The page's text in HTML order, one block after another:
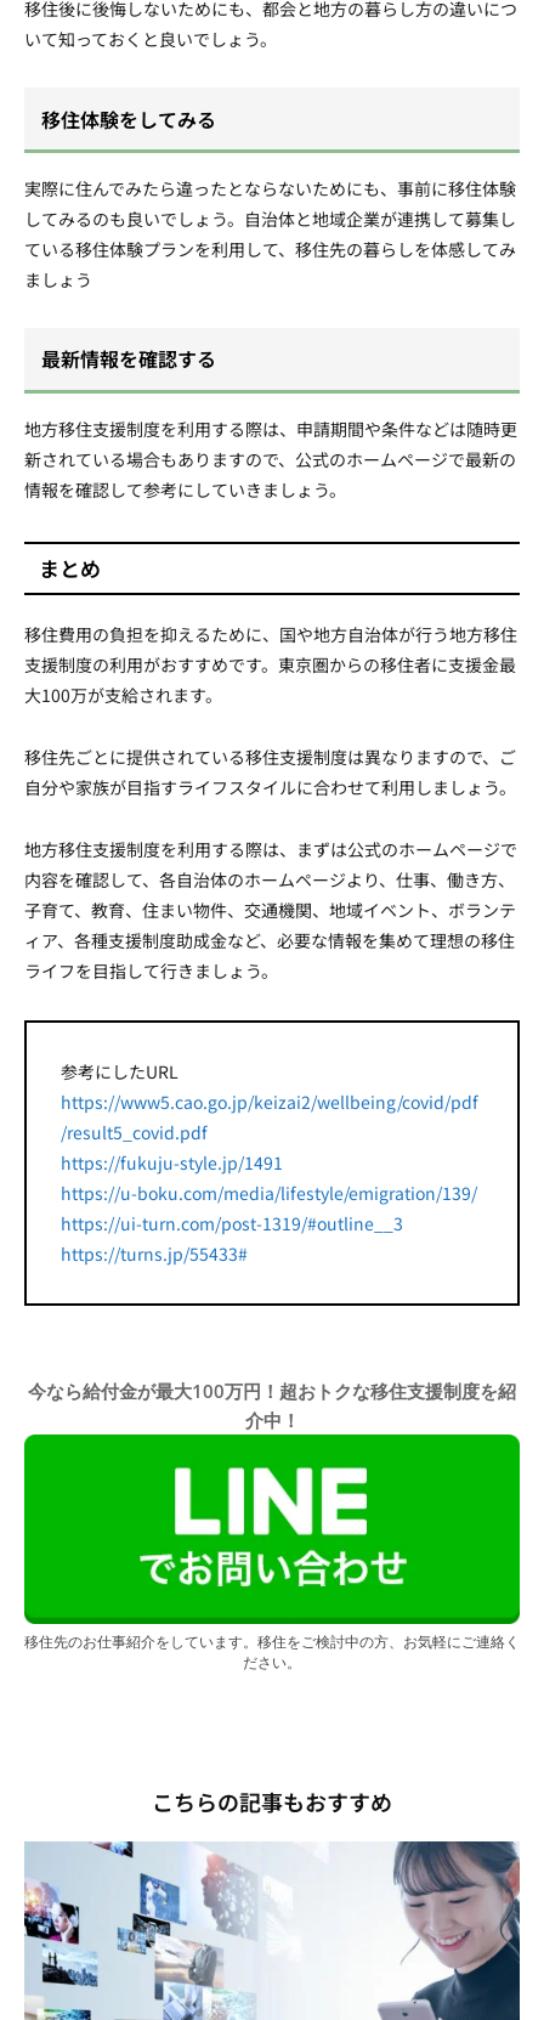
移住後に後悔しないためにも、都会と地方の暮らし方の違いにつ
いて知っておくと良いでしょう。
移住体験をしてみる
実際に住んでみたら違ったとならないためにも、事前に移住体験
してみるのも良いでしょう。自治体と地域企業が連携して募集し
ている移住体験プランを利用して、移住先の暮らしを体感してみ
ましょう
最新情報を確認する
地方移住支援制度を利用する際は、申請期間や条件などは随時更
新されている場合もありますので、公式のホームページで最新の
情報を確認して参考にしていきましょう。
まとめ
移住費用の負担を抑えるために、国や地方自治体が行う地方移住
支援制度の利用がおすすめです。東京圏からの移住者に支援金最
大100万が支給されます。
移住先ごとに提供されている移住支援制度は異なりますので、ご
自分や家族が目指すライフスタイルに合わせて利用しましょう。
地方移住支援制度を利用する際は、まずは公式のホームページで
内容を確認して、各自治体のホームページより、仕事、働き方、
子育て、教育、住まい物件、交通機関、地域イベント、ボランテ
ィア、各種支援制度助成金など、必要な情報を集めて理想の移住
ライフを目指して行きましょう。
参考にしたURL
https://www5.cao.go.jp/keizai2/wellbeing/covid/pdf
/result5_covid.pdf
https://fukuju-style.jp/1491
https://u-boku.com/media/lifestyle/emigration/139/
https://ui-turn.com/post-1319/#outline__3
https://turns.jp/55433#
今なら給付金が最大100万円！超おトクな移住支援制度を紹
介中！
移住先のお仕事紹介をしています。移住をご検討中の方、お気軽にご連絡く
ださい。
こちらの記事もおすすめ